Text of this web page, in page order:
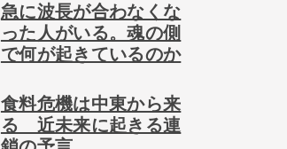
急に波長が合わなくな
った人がいる。魂の側
で何が起きているのか
食料危機は中東から来
る 近未来に起きる連